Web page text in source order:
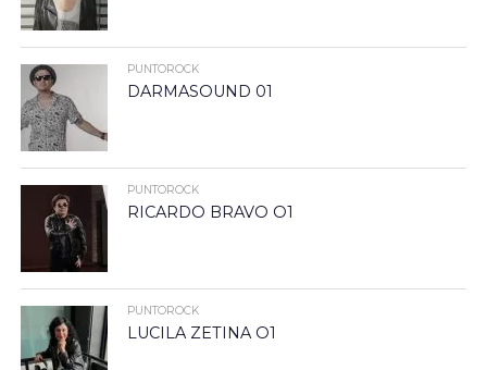
PUNTOROCK
DARMASOUND 01
PUNTOROCK
RICARDO BRAVO O1
PUNTOROCK
LUCILA ZETINA O1